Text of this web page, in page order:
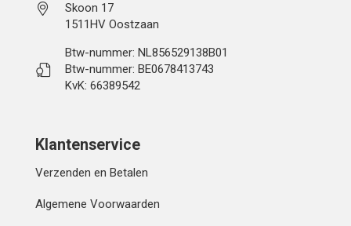
Skoon 17
1511HV Oostzaan
Btw-nummer: NL856529138B01
Btw-nummer: BE0678413743
KvK: 66389542
Klantenservice
Verzenden en Betalen
Algemene Voorwaarden